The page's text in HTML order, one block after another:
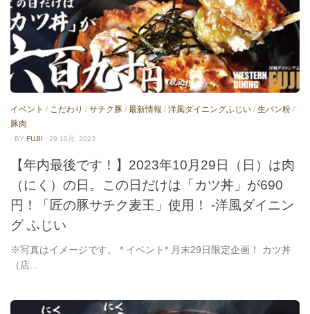
イベント / こだわり / サチク豚 / 最新情報 / 洋風ダイニングふじい / 生パン粉 /
豚肉
· BY FUJII · 29 10月, 2023
【年内最後です！】2023年10月29日（日）は肉
（にく）の日。この日だけは「カツ丼」が690
円！「匠の豚サチク麦王」使用！ -洋風ダイニン
グ ふじい
※写真はイメージです。 * イベント* 月末29日限定企画！ カツ丼
（店...